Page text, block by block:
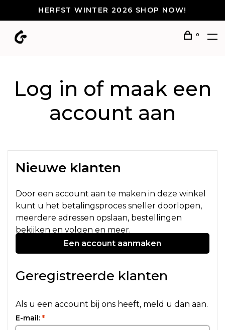
HERFST WINTER 2026 SHOP NOW!
0
Log in of maak een
account aan
Nieuwe klanten
Door een account aan te maken in deze winkel
kunt u het betalingsproces sneller doorlopen,
meerdere adressen opslaan, bestellingen
bekijken en volgen en meer.
Een account aanmaken
Geregistreerde klanten
Als u een account bij ons heeft, meld u dan aan.
E-mail: *